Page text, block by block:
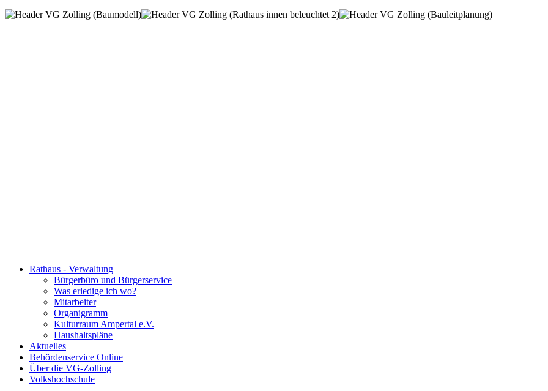
Rathaus - Verwaltung
Bürgerbüro und Bürgerservice
Was erledige ich wo?
Mitarbeiter
Organigramm
Kulturraum Ampertal e.V.
Haushaltspläne
Aktuelles
Behördenservice Online
Über die VG-Zolling
Volkshochschule